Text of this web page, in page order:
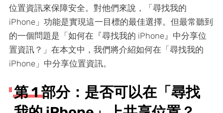
位置資訊來保障安全。對他們來說，「尋找我的
iPhone」功能是實現這一目標的最佳選擇。但最常聽到
的一個問題是「如何在『尋找我的 iPhone』中分享位
置資訊？」在本文中，我們將介紹如何在「尋找我的
iPhone」中分享位置資訊。
第 1 部分：是否可以在「尋找